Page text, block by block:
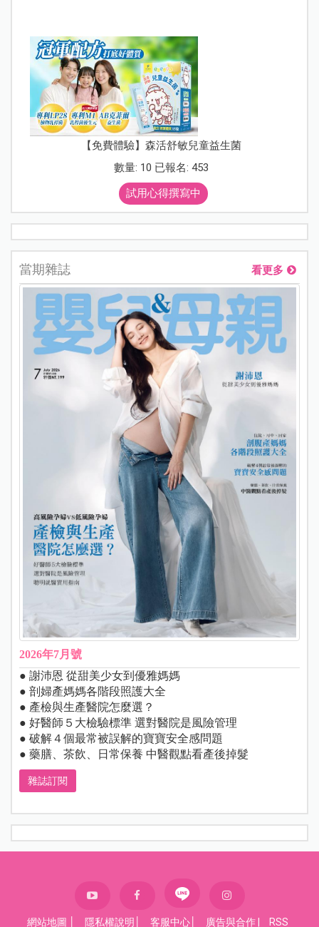
【免費體驗】森活舒敏兒童益生菌
數量: 10 已報名: 453
試用心得撰寫中
當期雜誌 看更多
2026年7月號
● 謝沛恩 從甜美少女到優雅媽媽
● 剖婦產媽媽各階段照護大全
● 產檢與生產醫院怎麼選？
● 好醫師５大檢驗標準 選對醫院是風險管理
● 破解４個最常被誤解的寶寶安全感問題
● 藥膳、茶飲、日常保養 中醫觀點看產後掉髮
雜誌訂閱
網站地圖 隱私權說明 客服中心 廣告與合作 RSS